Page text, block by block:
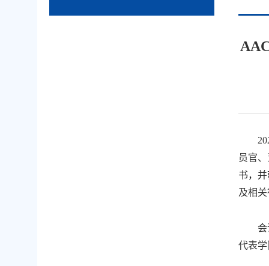
员官
书，并
及相关
代表学